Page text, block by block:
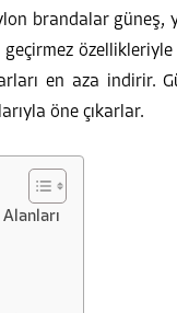
brandalar güneş,
geçirmez
en aza indirir.
öne çıkarlar.